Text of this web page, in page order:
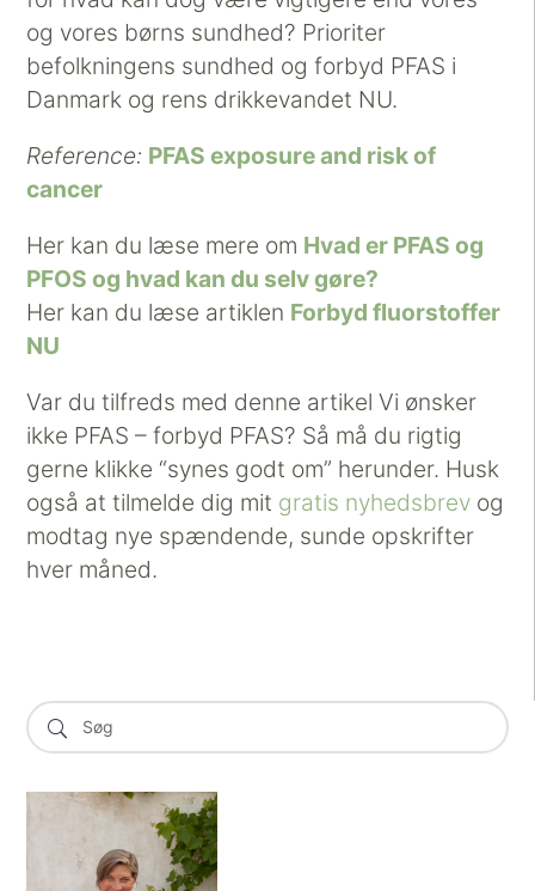
og vores børns sundhed? Prioriter
befolkningens sundhed og forbyd PFAS i
Danmark og rens drikkevandet NU.
Reference: PFAS exposure and risk of
cancer
Her kan du læse mere om Hvad er PFAS og
PFOS og hvad kan du selv gøre?
Her kan du læse artiklen Forbyd fluorstoffer
NU
Var du tilfreds med denne artikel Vi ønsker
ikke PFAS – forbyd PFAS? Så må du rigtig
gerne klikke “synes godt om” herunder. Husk
også at tilmelde dig mit gratis nyhedsbrev og
modtag nye spændende, sunde opskrifter
hver måned.